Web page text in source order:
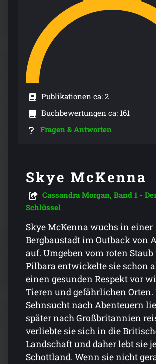
Publikationen ca: 2
Buchbewertungen ca: 161
Fragen & Antworten
Skye McKenna
Cassandra Morgan, Band 1 -
Schlüssel
Skye McKenna wuchs in einer
Bergbaustadt im Outback von
auf. Umgeben vom roten Staub
Pilbara entwickelte sie schon
einen gesunden Respekt vor
Tieren und gefährlichen Orten.
Sehnsucht nach Abenteuern
später nach Großbritannien
verliebte sie sich in die
Landschaft und daher lebt sie
Schottland. Wenn sie nicht